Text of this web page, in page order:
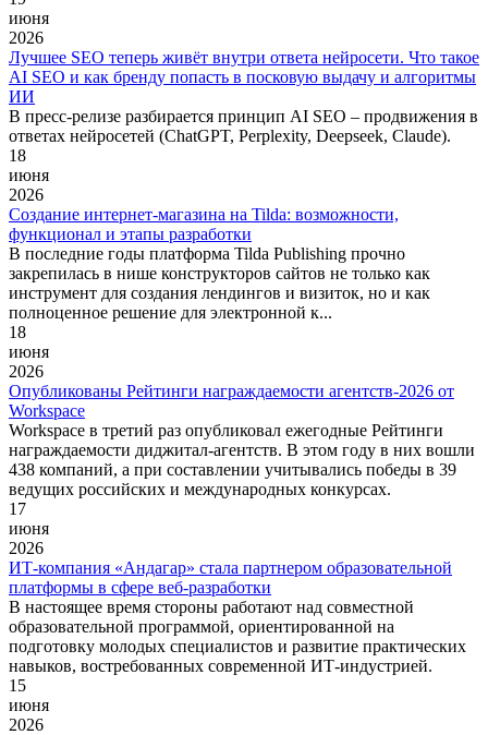
июня
2026
Лучшее SEO теперь живёт внутри ответа нейросети. Что такое
AI SEO и как бренду попасть в посковую выдачу и алгоритмы
ИИ
В пресс-релизе разбирается принцип AI SEO – продвижения в
ответах нейросетей (ChatGPT, Perplexity, Deepseek, Claude).
18
июня
2026
Создание интернет-магазина на Tilda: возможности,
функционал и этапы разработки
В последние годы платформа Tilda Publishing прочно
закрепилась в нише конструкторов сайтов не только как
инструмент для создания лендингов и визиток, но и как
полноценное решение для электронной к...
18
июня
2026
Опубликованы Рейтинги награждаемости агентств-2026 от
Workspace
Workspace в третий раз опубликовал ежегодные Рейтинги
награждаемости диджитал-агентств. В этом году в них вошли
438 компаний, а при составлении учитывались победы в 39
ведущих российских и международных конкурсах.
17
июня
2026
ИТ-компания «Андагар» стала партнером образовательной
платформы в сфере веб-разработки
В настоящее время стороны работают над совместной
образовательной программой, ориентированной на
подготовку молодых специалистов и развитие практических
навыков, востребованных современной ИТ-индустрией.
15
июня
2026